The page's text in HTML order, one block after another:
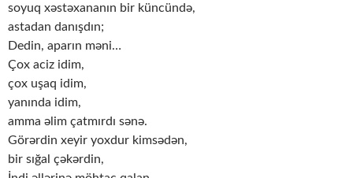
soyuq xəstəxananın bir küncündə,
astadan danışdın;
Dedin, aparın məni…
Çox aciz idim,
çox uşaq idim,
yanında idim,
amma əlim çatmırdı sənə.
Görərdin xeyir yoxdur kimsədən,
bir sığal çəkərdin,